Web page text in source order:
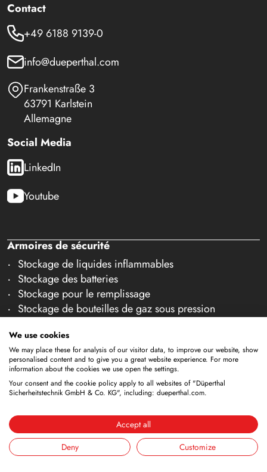
Contact
+49 6188 9139-0
info@dueperthal.com
Frankenstraße 3
63791 Karlstein
Allemagne
Social Media
LinkedIn
Youtube
Armoires de sécurité
Stockage de liquides inflammables
Stockage des batteries
Stockage pour le remplissage
Stockage de bouteilles de gaz sous pression
Stockage réfrigéré
Stockage combiné
Stockage dans des salles blanches
Stockage de liquides non inflammables
Galerie accessoires
Équipements de sécurité
Systèmes ANA (DÜANA)
Systèmes de ventilation
We use cookies
We may place these for analysis of our visitor data, to improve our website, show
personalised content and to give you a great website experience. For more
information about the cookies we use open the settings.
Your consent and the cookie policy apply to all websites of "Düperthal
Sicherheitstechnik GmbH & Co. KG", including: dueperthal.com.
Accept all
Deny
Customize